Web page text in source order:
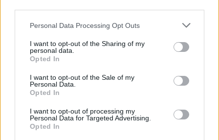
Personal Data Processing Opt Outs
I want to opt-out of the Sharing of my
personal data.
Opted In
I want to opt-out of the Sale of my
Personal Data.
Opted In
I want to opt-out of processing my
Personal Data for Targeted Advertising.
Opted In
επικεφαλής οδηγός Andreas Kramer.
Δικαιολογημένα λοιπόν, οι Ελβετοί κατέχουν
είναι και οι πιο «φανατικοί» χρήστες του
συγκεκριμένου μέσου.
Ακολουθήστε τοnotospress.grστο Google News και
μάθετε πρώτοι